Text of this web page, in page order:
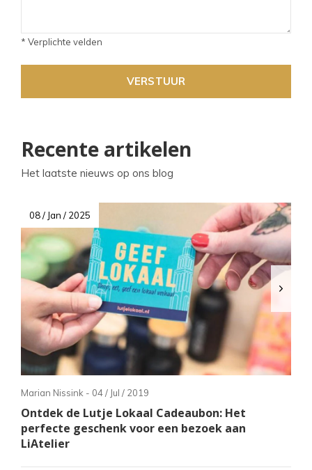
* Verplichte velden
VERSTUUR
Recente artikelen
Het laatste nieuws op ons blog
08 / Jan / 2025
Marian Nissink - 04 / Jul / 2019
Ontdek de Lutje Lokaal Cadeaubon: Het
perfecte geschenk voor een bezoek aan
LiAtelier